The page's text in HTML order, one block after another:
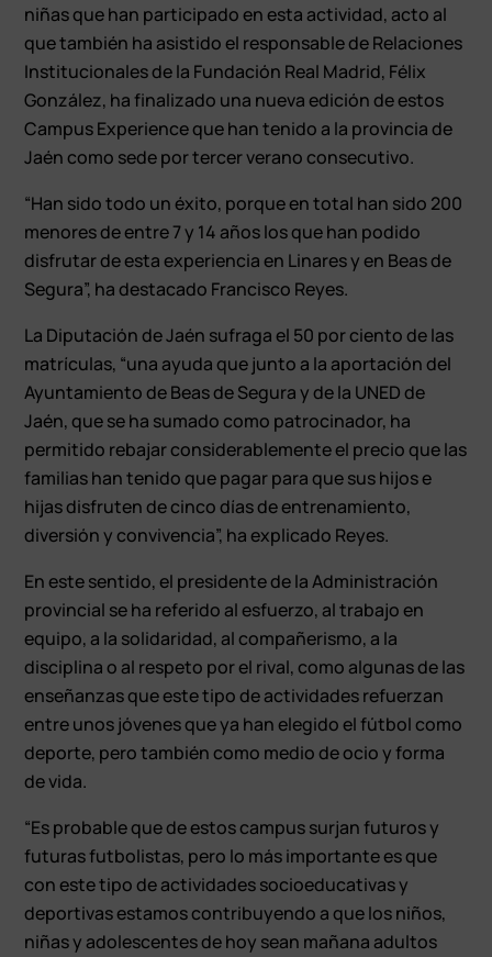
niñas que han participado en esta actividad, acto al
que también ha asistido el responsable de Relaciones
Institucionales de la Fundación Real Madrid, Félix
González, ha finalizado una nueva edición de estos
Campus Experience que han tenido a la provincia de
Jaén como sede por tercer verano consecutivo.
“Han sido todo un éxito, porque en total han sido 200
menores de entre 7 y 14 años los que han podido
disfrutar de esta experiencia en Linares y en Beas de
Segura”, ha destacado Francisco Reyes.
La Diputación de Jaén sufraga el 50 por ciento de las
matrículas, “una ayuda que junto a la aportación del
Ayuntamiento de Beas de Segura y de la UNED de
Jaén, que se ha sumado como patrocinador, ha
permitido rebajar considerablemente el precio que las
familias han tenido que pagar para que sus hijos e
hijas disfruten de cinco días de entrenamiento,
diversión y convivencia”, ha explicado Reyes.
En este sentido, el presidente de la Administración
provincial se ha referido al esfuerzo, al trabajo en
equipo, a la solidaridad, al compañerismo, a la
disciplina o al respeto por el rival, como algunas de las
enseñanzas que este tipo de actividades refuerzan
entre unos jóvenes que ya han elegido el fútbol como
deporte, pero también como medio de ocio y forma
de vida.
“Es probable que de estos campus surjan futuros y
futuras futbolistas, pero lo más importante es que
con este tipo de actividades socioeducativas y
deportivas estamos contribuyendo a que los niños,
niñas y adolescentes de hoy sean mañana adultos